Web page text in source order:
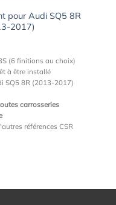
pour Audi SQ5 8R
2017)
(6 finitions au choix)
à être installé
SQ5 8R (2013-2017)
carrosseries
références CSR